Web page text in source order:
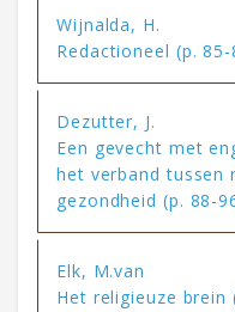
Wijnalda, H.
Redactioneel (p. 85-
Dezutter, J.
Een gevecht met
het verband tussen
gezondheid (p. 88-
Elk, M.van
Het religieuze brein